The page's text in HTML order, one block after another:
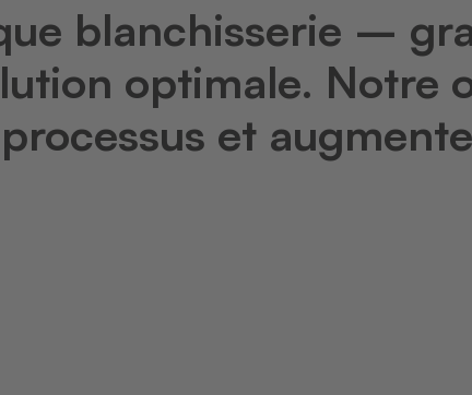
blanchisserie –
optimale. Notre
et